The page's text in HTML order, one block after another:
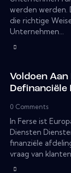
werden werden.
die richtige
Unternehmen…
Voldoen
0 Comments
In Ferse ist
Diensten
finanziële
vraag van